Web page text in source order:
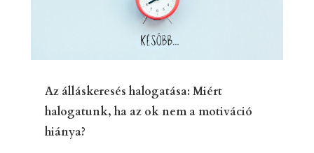
Az álláskeresés halogatása: Miért
halogatunk, ha az ok nem a motiváció
hiánya?